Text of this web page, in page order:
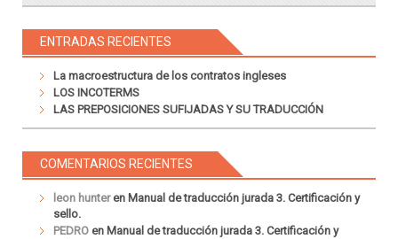
ENTRADAS RECIENTES
La macroestructura de los contratos ingleses
LOS INCOTERMS
LAS PREPOSICIONES SUFIJADAS Y SU TRADUCCIÓN
COMENTARIOS RECIENTES
leon hunteren Manual de traducción jurada 3. Certificación y
sello.
PEDRO en Manual de traducción jurada 3. Certificación y